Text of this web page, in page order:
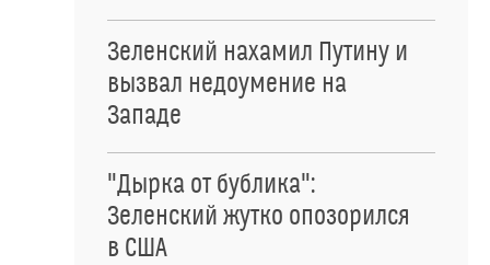
Зеленский нахамил Путину и
вызвал недоумение на
Западе
"Дырка от бублика":
Зеленский жутко опозорился
в США